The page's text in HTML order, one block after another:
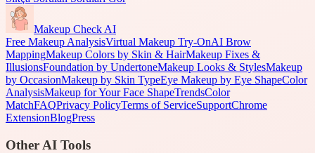
Makeup Check AI
Free Makeup AnalysisVirtual Makeup Try-OnAI Brow
MappingMakeup Colors by Skin & HairMakeup Fixes &
IllusionsFoundation by UndertoneMakeup Looks & StylesMakeup
by OccasionMakeup by Skin TypeEye Makeup by Eye ShapeColor
AnalysisMakeup for Your Face ShapeTrendsColor
MatchFAQPrivacy PolicyTerms of ServiceSupportChrome
ExtensionBlogPress
Other AI Tools